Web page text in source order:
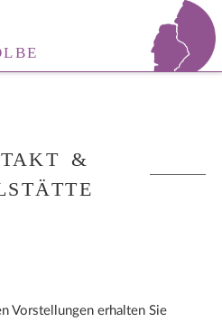
&
Vorstellungen erhalten Sie